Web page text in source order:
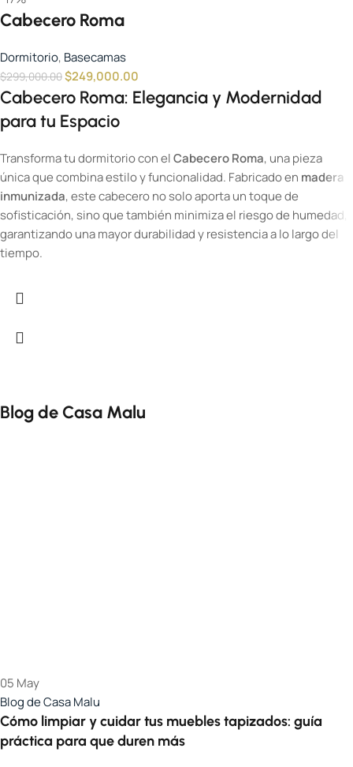
Cabecero Roma
Dormitorio, Basecamas
$299,000.00$249,000.00
Cabecero Roma: Elegancia y Modernidad
para tu Espacio
Transforma tu dormitorio con elCabecero Roma, una pieza
única que combina estilo y funcionalidad. Fabricado en madera
inmunizada, este cabecero no solo aporta un toque de
sofisticación, sino que también minimiza el riesgo de humedad,
garantizando una mayor durabilidad y resistencia a lo largo del
tiempo.
Blog de Casa Malu
05 May
Blog de Casa Malu
Cómo limpiar y cuidar tus muebles tapizados: guía
práctica para que duren más